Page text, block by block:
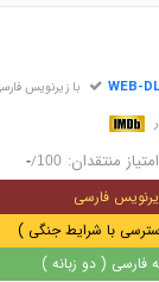
WEB- با زیرنویس
امتیاز منتقدان: -/100
فارسی
با شرایط جنگی )
فارسی ( دو زبانه )